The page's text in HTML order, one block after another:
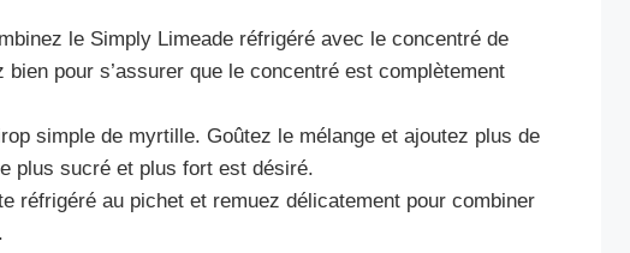
le Simply Limeade réfrigéré avec le concentré de
bien pour s’assurer que le concentré est complètement
simple de myrtille. Goûtez le mélange et ajoutez plus de
plus sucré et plus fort est désiré.
réfrigéré au pichet et remuez délicatement pour combiner